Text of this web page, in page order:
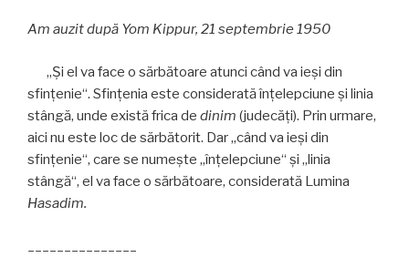
Am auzit după Yom Kippur, 21 septembrie 1950
„Şi el va face o sărbătoare atunci când va ieşi din
sfinţenie“. Sfinţenia este considerată înţelepciune şi linia
stângă, unde există frica de dinim (judecăţi). Prin urmare,
aici nu este loc de sărbătorit. Dar „când va ieşi din
sfinţenie“, care se numeşte „înţelepciune“ şi „linia
stângă“, el va face o sărbătoare, considerată Lumina
Hasadim.